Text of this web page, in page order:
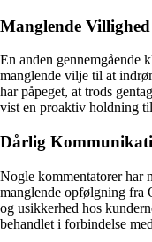
Manglende
En anden gennemgående
manglende vilje til at
har påpeget, at trods
vist en proaktiv holdning
Dårlig
Nogle kommentatorer har
manglende opfølgning fra
og usikkerhed hos
behandlet i forbindelse